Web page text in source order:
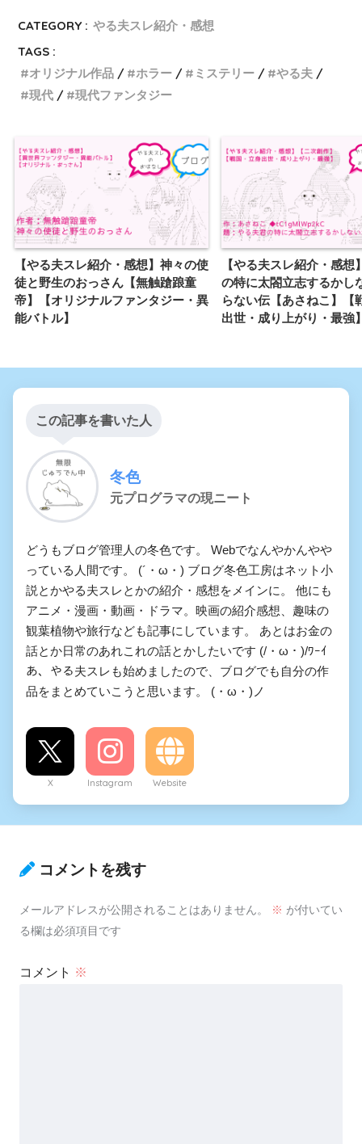
CATEGORY : やる夫スレ紹介・感想
TAGS :
オリジナル作品
ホラー ミステリー
やる夫
現代
現代ファンタジー
【やる夫スレ紹介・感想】神々の使
徒と野生のおっさん【無触蹌踉童
帝】【オリジナルファンタジー・異
能バトル】
【やる夫スレ紹介・感想
の特に太閤立志するかし
らない伝【あさねこ】【
出世・成り上がり・最強
この記事を書いた人
冬色
元プログラマの現ニート
どうもブログ管理人の冬色です。 Webでなんやかんやや
っている人間です。 (´・ω・) ブログ冬色工房はネット小
説とかやる夫スレとかの紹介・感想をメインに。 他にも
アニメ・漫画・動画・ドラマ。映画の紹介感想、趣味の
観葉植物や旅行なども記事にしています。 あとはお金の
話とか日常のあれこれの話とかしたいです (/・ω・)/ﾜｰｲ
あ、やる夫スレも始めましたので、ブログでも自分の作
品をまとめていこうと思います。 (・ω・)ノ
X Instagram Website
コメントを残す
メールアドレスが公開されることはありません。 ※ が付いてい
る欄は必須項目です
コメント ※